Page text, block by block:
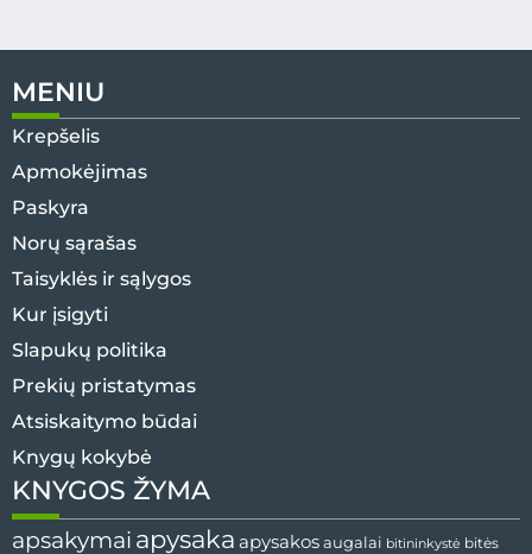
MENIU
Krepšelis
Apmokėjimas
Paskyra
Norų sąrašas
Taisyklės ir sąlygos
Kur įsigyti
Slapukų politika
Prekių pristatymas
Atsiskaitymo būdai
Knygų kokybė
KNYGOS ŽYMA
apsakymai apysaka apysakos augalai bitininkystė bitės